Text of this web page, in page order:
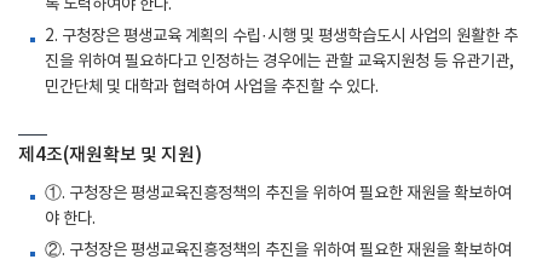
록 노력하여야 한다.
2. 구청장은 평생교육 계획의 수립·시행 및 평생학습도시 사업의 원활한 추
진을 위하여 필요하다고 인정하는 경우에는 관할 교육지원청 등 유관기관,
민간단체 및 대학과 협력하여 사업을 추진할 수 있다.
제4조(재원확보 및 지원)
①. 구청장은 평생교육진흥정책의 추진을 위하여 필요한 재원을 확보하여
야 한다.
②. 구청장은 평생교육진흥정책의 추진을 위하여 필요한 재원을 확보하여